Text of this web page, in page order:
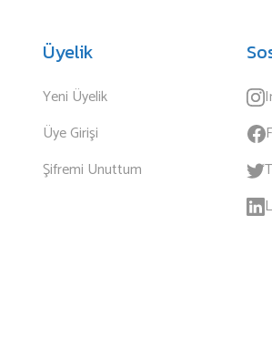
Üyelik
Yeni Üyelik
Üye Girişi
Şifremi Unuttum